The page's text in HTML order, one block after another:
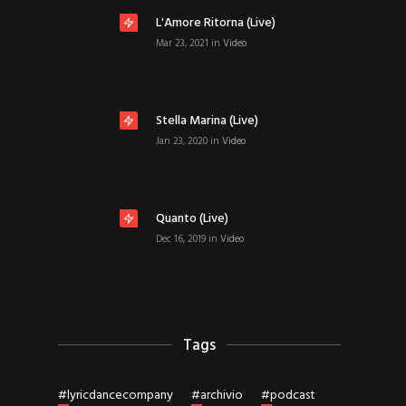
L'Amore Ritorna (live)
Mar 23, 2021 in Video
Stella Marina (live)
Jan 23, 2020 in Video
Quanto (live)
Dec 16, 2019 in Video
Tags
#lyricdancecompany #archivio #podcast